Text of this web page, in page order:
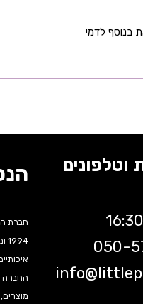
בנוסף לדמי
וטלפונים
info@
חברת
החברה